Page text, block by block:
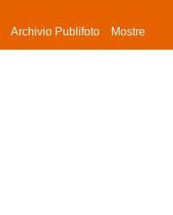
Archivio Publifoto Mostre